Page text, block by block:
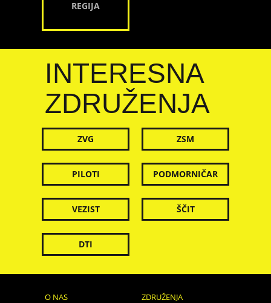
REGIJA
INTERESNA
ZDRUŽENJA
ZVG ZSM
PILOTI PODMORNIČAR
VEZIST ŠČIT
DTI
O NAS ZDRUŽENJA